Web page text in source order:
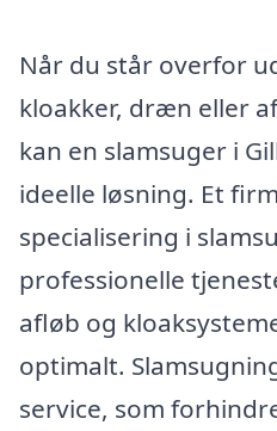
Når du står overfor
kloakker, dræn eller
kan en slamsuger i
ideelle løsning. Et
specialisering i
professionelle
afløb og
optimalt.
service, som